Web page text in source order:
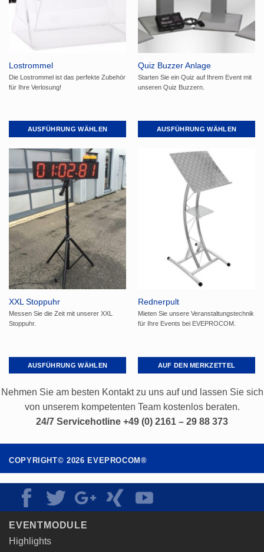
Lostrommel
Die Lostrommel ist das perfekte Zubehör
für Ihre Verlosung!
AUSFÜHRUNG WÄHLEN
Produkt
weist
mehrere
Varianten
Die
Optionen
können
auf
der
Produktseite
gewählt
werden
Quiz Buzzer Anlage
Starten Sie ein Quiz auf Ihrem Event mit
unseren Quiz Buzzern.
AUSFÜHRUNG WÄHLEN
werden
XXL Stoppuhr
Messen Sie die Zeit mit unserer XXL
Stoppuhr.
AUSFÜHRUNG WÄHLEN
Produkt
weist
mehrere
Optionen
gewählt
werden
Rednerpult
Mieten Sie unsere Veranstaltungstechnik
für Ihre Events bei EVEPROCOM.
AUF DEN MERKZETTEL
Nehmen Sie am besten Kontakt zu uns auf und lassen Sie sich
von unserem kompetenten Team kostenlos beraten.
24/7 Servicehotline +49 (0) 2161 – 29 88 373
COPYRIGHT©2026 EVEPROCOM®
EVENTMODULE
Highlights